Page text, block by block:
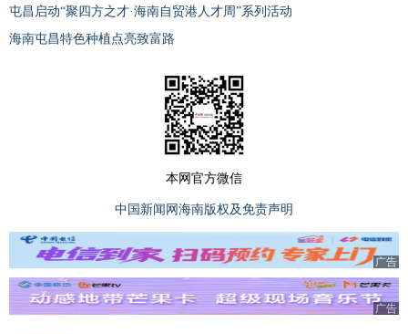
屯昌启动“聚四方之才·海南自贸港人才周”系列活动
海南屯昌特色种植点亮致富路
本网官方微信
中国新闻网海南版权及免责声明
广告
广告